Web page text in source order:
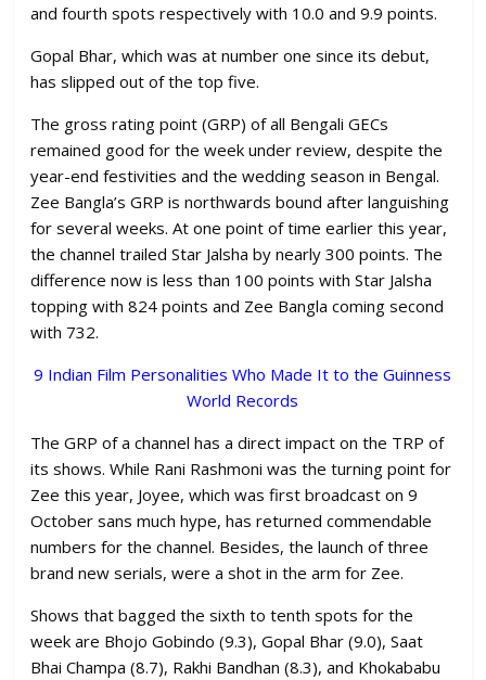
and fourth spots respectively with 10.0 and 9.9 points.
Gopal Bhar, which was at number one since its debut,
has slipped out of the top five.
The gross rating point (GRP) of all Bengali GECs
remained good for the week under review, despite the
year-end festivities and the wedding season in Bengal.
Zee Bangla’s GRP is northwards bound after languishing
for several weeks. At one point of time earlier this year,
the channel trailed Star Jalsha by nearly 300 points. The
difference now is less than 100 points with Star Jalsha
topping with 824 points and Zee Bangla coming second
with 732.
9 Indian Film Personalities Who Made It to the Guinness
World Records
The GRP of a channel has a direct impact on the TRP of
its shows. While Rani Rashmoni was the turning point for
Zee this year, Joyee, which was first broadcast on 9
October sans much hype, has returned commendable
numbers for the channel. Besides, the launch of three
brand new serials, were a shot in the arm for Zee.
Shows that bagged the sixth to tenth spots for the
week are Bhojo Gobindo (9.3), Gopal Bhar (9.0), Saat
Bhai Champa (8.7), Rakhi Bandhan (8.3), and Khokababu